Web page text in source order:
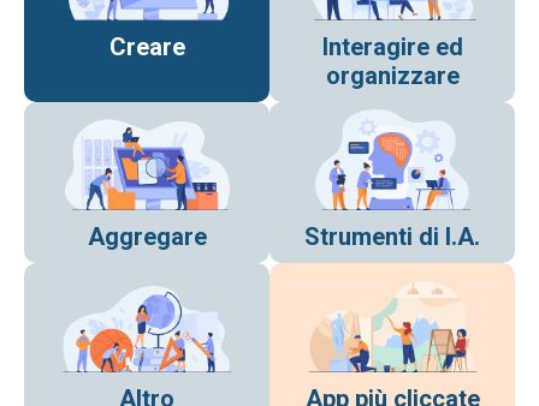
Creare
Interagire ed
organizzare
Aggregare Strumenti di I.A.
Altro App più cliccate